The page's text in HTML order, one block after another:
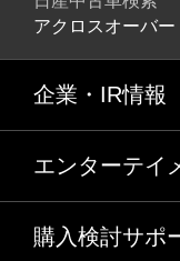
アクロスオーバ
企業・IR情報
エンターテイ
購入検討サポ